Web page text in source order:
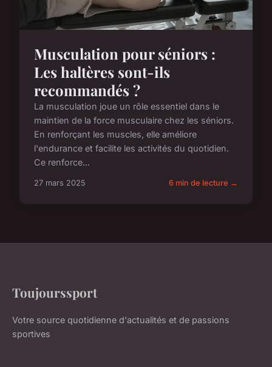
Musculation pour séniors :
Les haltères sont-ils
recommandés ?
La musculation joue un rôle essentiel dans le
maintien de la force musculaire chez les séniors.
En renforçant les muscles, elle améliore
l'endurance et facilite les activités du quotidien.
Ce renforce...
27 mars 2025 6 min de lecture →
Toujourssport
Votre source quotidienne d'actualités et de passions
sportives